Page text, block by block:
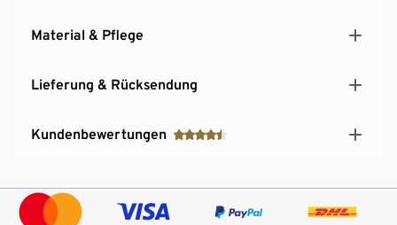
am Strand und an anderen Orten
Material & Pflege
Lieferung & Rücksendung
Kundenbewertungen